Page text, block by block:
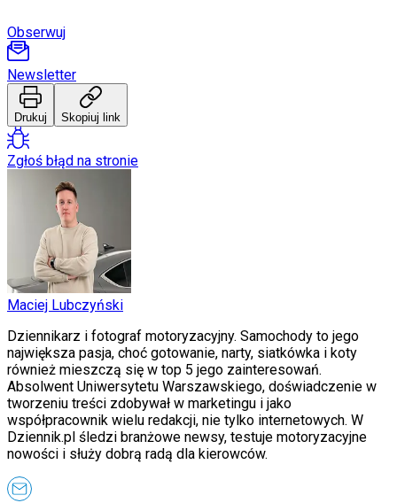
Magia
Horoskopy
Numerologia
Sennik
gazetaprawna.pl
Forsal.pl
INFOR.pl
ZdrowieGO.pl
Obserwuj
Newsletter
Drukuj Skopiuj link
Zgłoś błąd na stronie
Maciej Lubczyński
Dziennikarz i fotograf motoryzacyjny. Samochody to jego
największa pasja, choć gotowanie, narty, siatkówka i koty
również mieszczą się w top 5 jego zainteresowań.
Absolwent Uniwersytetu Warszawskiego, doświadczenie w
tworzeniu treści zdobywał w marketingu i jako
współpracownik wielu redakcji, nie tylko internetowych. W
Dziennik.pl śledzi branżowe newsy, testuje motoryzacyjne
nowości i służy dobrą radą dla kierowców.